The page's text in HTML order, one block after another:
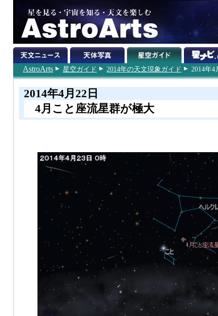
AstroArts 星空ガイド 2014年の天文現象ガイド 2014年4
2014年4月22日
4月こと座流星群が極大